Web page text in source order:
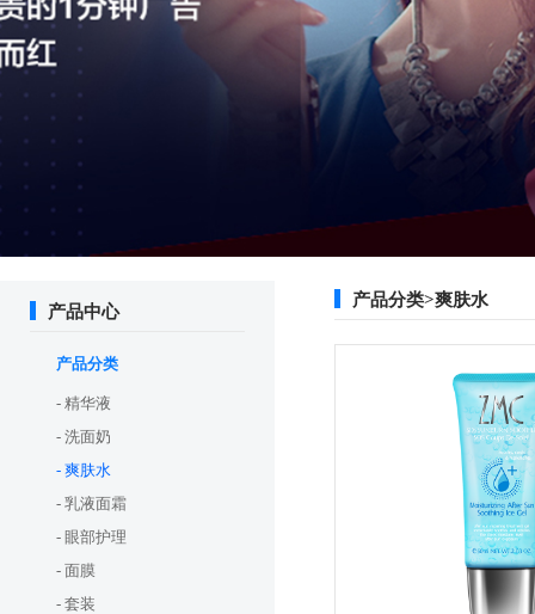
产品中心
产品分类
- 精华液
- 洗面奶
- 爽肤水
- 乳液面霜
- 眼部护理
- 面膜
- 套装
产品分类>爽肤水